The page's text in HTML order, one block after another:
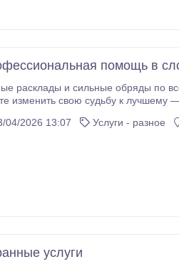
помощь в
и сильные обряды по всему Казахстану Если вы
изменить свою судьбу к лучшему —
04/2026 13:07
Услуги - разное
услуги